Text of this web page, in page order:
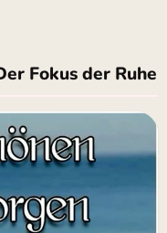
Fokus der Ruhe